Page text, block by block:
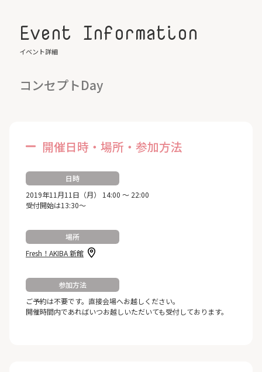
Event Information
イベント詳細
コンセプトDay
開催日時・場所・参加方法
日時
2019年11月11日（月） 14:00 ～ 22:00
受付開始は13:30～
場所
Fresh！AKIBA 新館
参加方法
ご予約は不要です。直接会場へお越しください。
開催時間内であればいつお越しいただいても受付しております。